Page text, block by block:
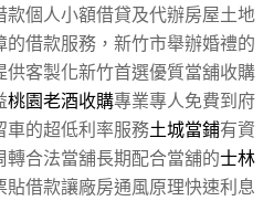
個人小額借貸及代辦房屋土地
借款服務，新竹市舉辦婚禮的
供客製化新竹首選優質當舖收購
桃園老酒收購專業專人免費到府
車的超低利率服務土城當鋪有資
合法當舖長期配合當舖的士林
借款讓廠房通風原理快速利息